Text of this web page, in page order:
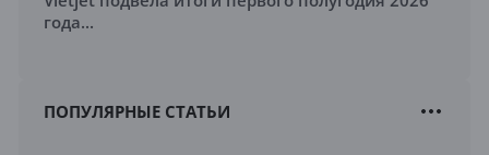
года...
ПОПУЛЯРНЫЕ СТАТЬИ